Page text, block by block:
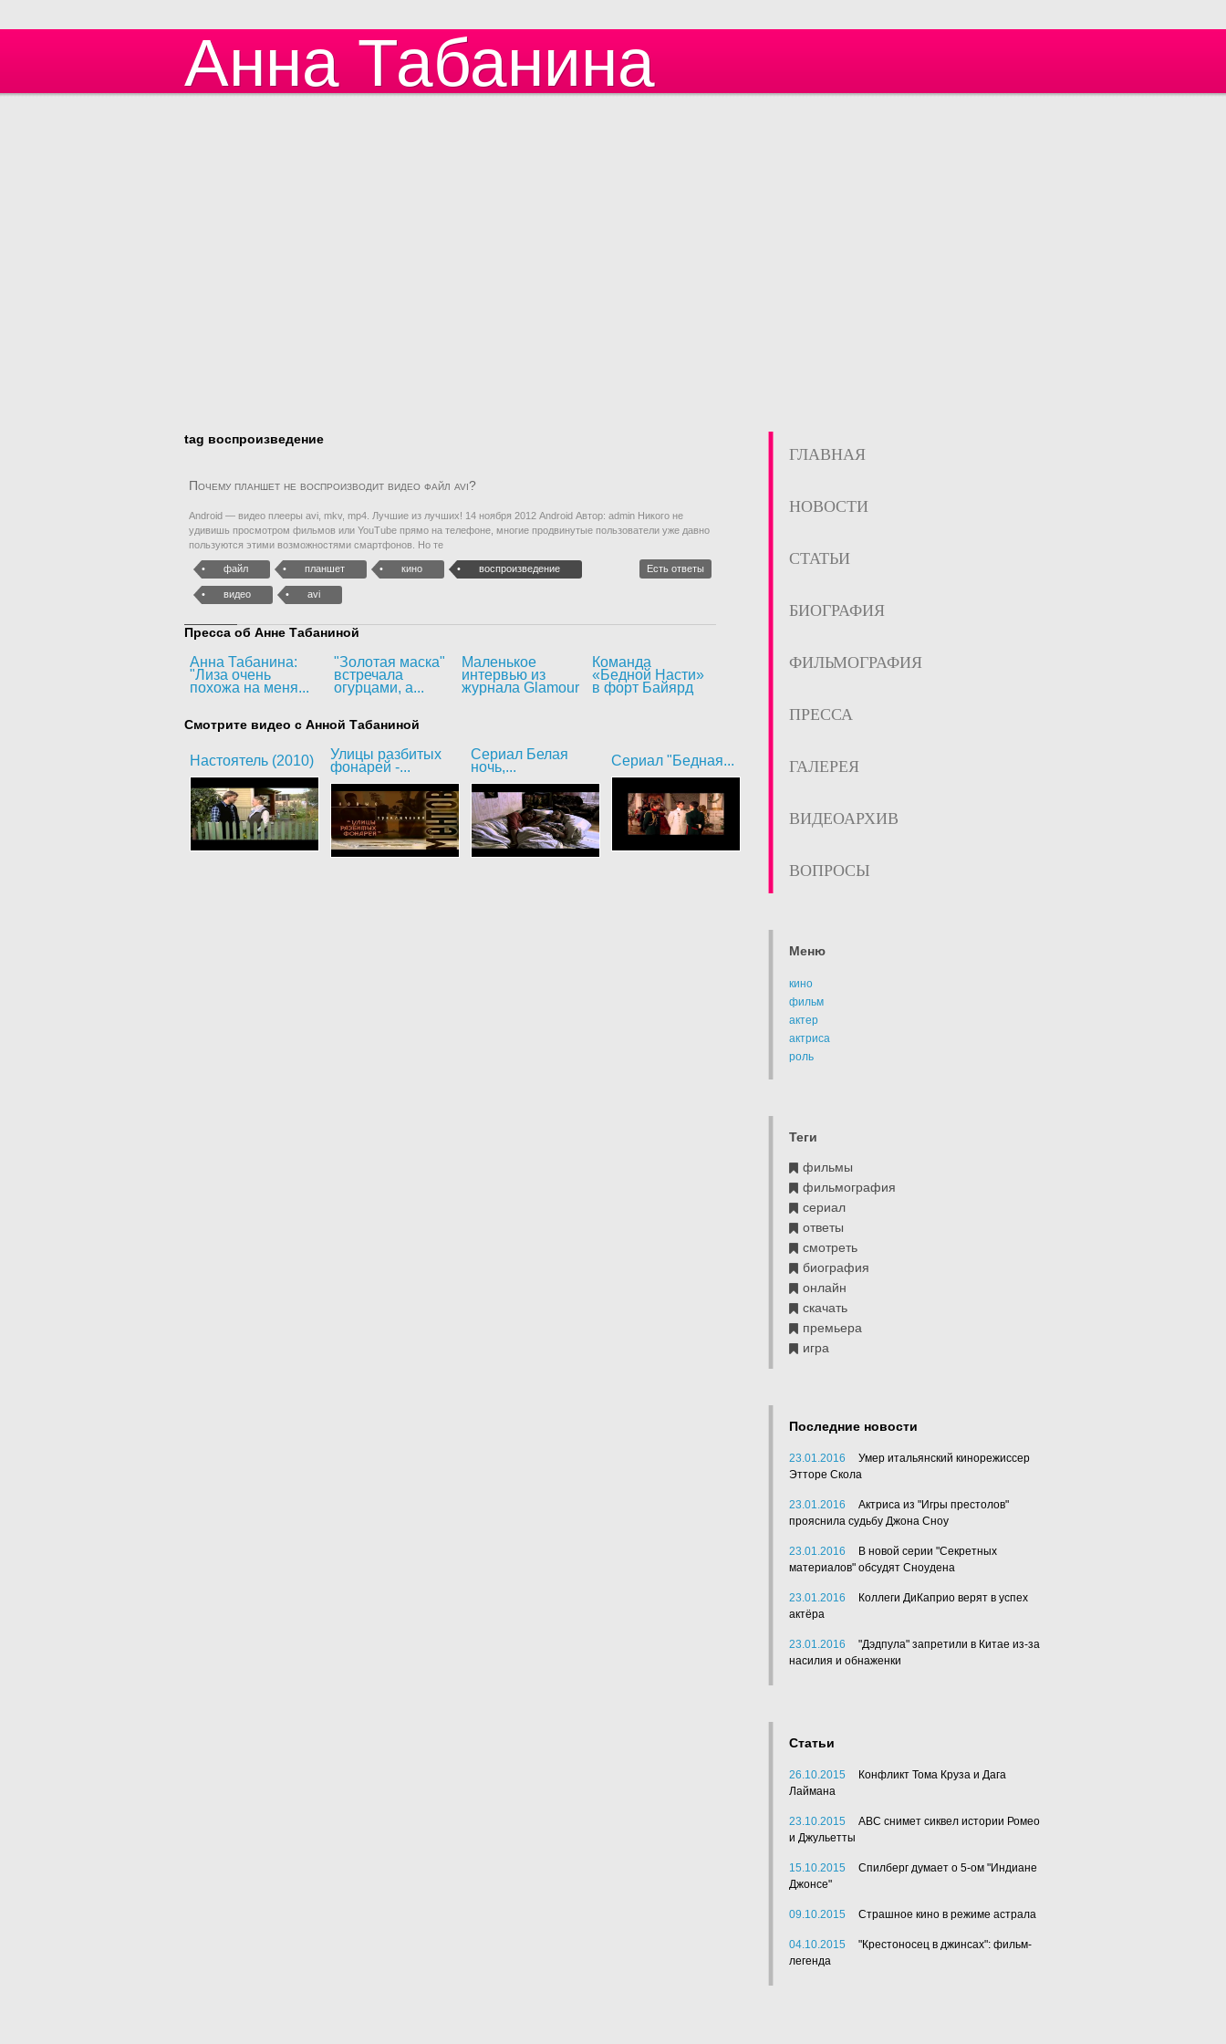
Анна Табанина
tag воспроизведение
Почему планшет не воспроизводит видео файл avi?
Android — видео плееры avi, mkv, mp4. Лучшие из лучших! 14 ноября 2012 Android Автор: admin Никого не
удивишь просмотром фильмов или YouTube прямо на телефоне, многие продвинутые пользователи уже давно
пользуются этими возможностями смартфонов. Но те
файл планшет кино воспроизведение
видео avi
Есть ответы
Пресса об Анне Табаниной
Анна Табанина:
"Лиза очень
похожа на меня...
"Золотая маска"
встречала
огурцами, а...
Маленькое
интервью из
журнала Glamour
Команда
«Бедной Насти»
в форт Байярд
Смотрите видео с Анной Табаниной
Настоятель (2010)
Улицы разбитых
фонарей -...
Сериал Белая
ночь,...
Сериал "Бедная...
ГЛАВНАЯ
НОВОСТИ
СТАТЬИ
БИОГРАФИЯ
ФИЛЬМОГРАФИЯ
ПРЕССА
ГАЛЕРЕЯ
ВИДЕОАРХИВ
ВОПРОСЫ
Меню
кино
фильм
актер
актриса
роль
Теги
фильмы
фильмография
сериал
ответы
смотреть
биография
онлайн
скачать
премьера
игра
Последние новости
23.01.2016
Умер итальянский кинорежиссер
Этторе Скола
23.01.2016
Актриса из "Игры престолов"
прояснила судьбу Джона Сноу
23.01.2016
В новой серии "Секретных
материалов" обсудят Сноудена
23.01.2016
Коллеги ДиКаприо верят в успех
актёра
23.01.2016
"Дэдпула" запретили в Китае из-за
насилия и обнаженки
Статьи
26.10.2015
Конфликт Тома Круза и Дага
Лаймана
23.10.2015
АВС снимет сиквел истории Ромео
и Джульетты
15.10.2015
Спилберг думает о 5-ом "Индиане
Джонсе"
09.10.2015 Страшное кино в режиме астрала
04.10.2015
"Крестоносец в джинсах": фильм-
легенда